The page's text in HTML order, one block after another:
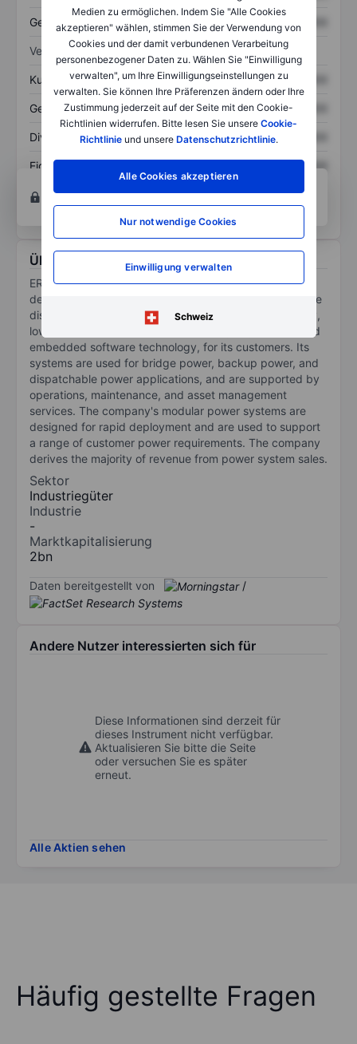
Medien zu ermöglichen. Indem Sie "Alle Cookies
akzeptieren" wählen, stimmen Sie der Verwendung von
Cookies und der damit verbundenen Verarbeitung
personenbezogener Daten zu. Wählen Sie "Einwilligung
verwalten", um Ihre Einwilligungseinstellungen zu
verwalten. Sie können Ihre Präferenzen ändern oder Ihre
Zustimmung jederzeit auf der Seite mit den Cookie-
Richtlinien widerrufen. Bitte lesen Sie unsere Cookie-
Richtlinieund unsere Datenschutzrichtlinie.
Alle Cookies akzeptieren
Nur notwendige Cookies
Einwilligung verwalten
Schweiz
Gesamtschulden XXXXXXX
Verhältnisse
Kurs/Umsatz XXXXXXX XXXXXXX
Gewinn je Aktie XXXXXXX XXXXXXX
Dividende je Aktie XXXXXXX
Eigenkapitalrendite
XXXXXXX
Konto eröffnen
und Analyse-Tools zu erhalten.
Über ERock Inc
ERock Inc is a vertically integrated company that
designs, deploys, operates and maintains multi-purpose
distributed power systems, consisting of its proprietary,
low emission, quick-response natural gas generator and
embedded software technology, for its customers. Its
systems are used for bridge power, backup power, and
dispatchable power applications, and are supported by
operations, maintenance, and asset management
services. The company's modular power systems are
designed for rapid deployment and are used to support
a range of customer power requirements. The company
derives the majority of revenue from power system sales.
Sektor
Industriegüter
Industrie
-
Marktkapitalisierung
2bn
Daten bereitgestellt von /
Andere Nutzer interessierten sich für
Diese Informationen sind derzeit für
dieses Instrument nicht verfügbar.
Aktualisieren Sie bitte die Seite
oder versuchen Sie es später
erneut.
Alle Aktien sehen
Häufig gestellte Fragen